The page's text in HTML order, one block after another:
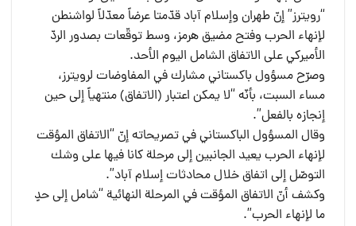
“رويترز” إنّ طهران وإسلام آباد قدّمتا عرضاً معدّلاً لواشنطن
لإنهاء الحرب وفتح مضيق هرمز، وسط توقّعات بصدور الردّ
الأميركي على الاتفاق الشامل اليوم الأحد.
وصرّح مسؤول باكستاني مشارك في المفاوضات لرويترز،
مساء السبت، بأنّه “لا يمكن اعتبار (الاتفاق) منتهياً إلى حين
إنجازه بالفعل”.
وقال المسؤول الباكستاني في تصريحاته إنّ “الاتفاق المؤقت
لإنهاء الحرب يعيد الجانبين إلى مرحلة كانا فيها على وشك
التوصّل إلى اتفاق خلال محادثات إسلام آباد”.
وكشف أنّ الاتفاق المؤقت في المرحلة النهائية “شامل إلى حدٍ
ما لإنهاء الحرب”.